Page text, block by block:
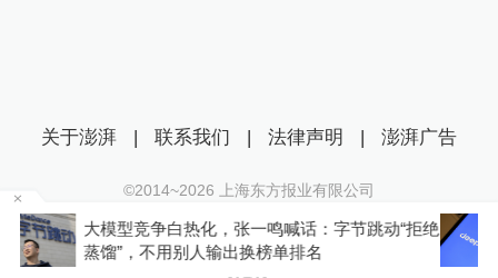
绝
DeepSeek宣布大幅涨价，业内人士预计V4 Pro
正式版即将发布
关于澎湃 | 联系我们 | 法律声明 | 澎湃广告
©2014~2026 上海东方报业有限公司
沪ICP证：沪B2-20170116 | 沪ICP备14003370号
互联网新闻信息服务许可证：31120170006